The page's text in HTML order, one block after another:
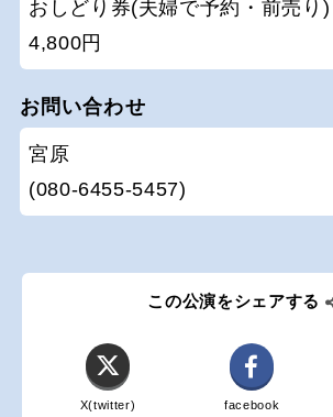
おしどり券(夫婦で予約・前売り)
4,800円
お問い合わせ
宮原
(080-6455-5457)
この公演をシェアする
X(twitter) facebook